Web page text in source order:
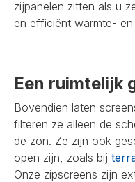
zijpanelen zitten als u
en efficiënt warmte-
Een ruimtelijk
Bovendien laten
filteren ze alleen de
de zon. Ze zijn ook
open zijn, zoals bij
Onze zipscreens zijn